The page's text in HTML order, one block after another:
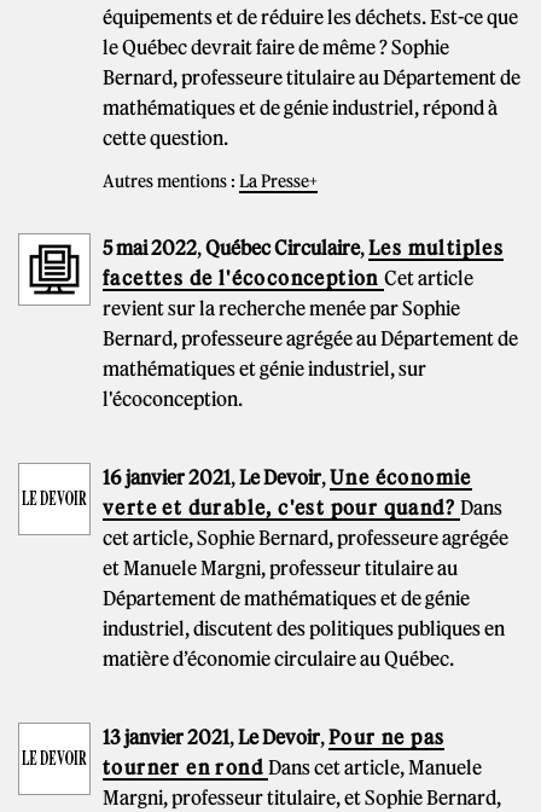
équipements et de réduire les déchets. Est-ce que
le Québec devrait faire de même ? Sophie
Bernard, professeure titulaire au Département de
mathématiques et de génie industriel, répond à
cette question.
Autres mentions : La Presse+
5 mai 2022,Québec Circulaire,Les multiples
facettes de l'écoconceptionCet article
revient sur la recherche menée par Sophie
Bernard, professeure agrégée au Département de
mathématiques et génie industriel, sur
l'écoconception.
16 janvier 2021,Le Devoir,Une économie
verte et durable, c'est pour quand?Dans
cet article, Sophie Bernard, professeure agrégée
et Manuele Margni, professeur titulaire au
Département de mathématiques et de génie
industriel, discutent des politiques publiques en
matière d’économie circulaire au Québec.
13 janvier 2021,Le Devoir,Pour ne pas
tourner en rondDans cet article, Manuele
Margni, professeur titulaire, et Sophie Bernard,